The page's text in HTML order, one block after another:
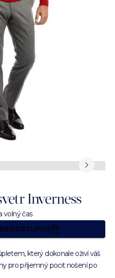
Inverness
volný čas
který dokonale oživí váš
pro příjemný pocit nošení po